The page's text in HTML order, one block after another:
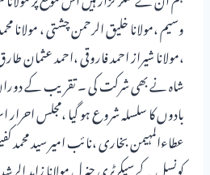
وسیم ،مولانا خلیق الرحمن چشتی ، مولانا
،مولانا شیراز احمد فاروقی ،احمد عثمان
شاہ نے بھی شرکت کی ۔ تقریب کے
بادوں کا سلسلہ شروع ہو گیا ،مجلس
عطاءالمہیمن بخاری ،نائب امیر سید
کونسل کے سیکرٹری جنرل مولانا زاہد